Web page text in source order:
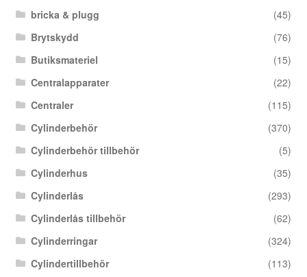
bricka & plugg
(45)
Brytskydd
(76)
Butiksmateriel
(15)
Centralapparater
(22)
Centraler
(115)
Cylinderbehör
(370)
Cylinderbehör tillbehör
(5)
Cylinderhus
(35)
Cylinderlås
(293)
Cylinderlås tillbehör
(62)
Cylinderringar
(324)
Cylindertillbehör
(113)